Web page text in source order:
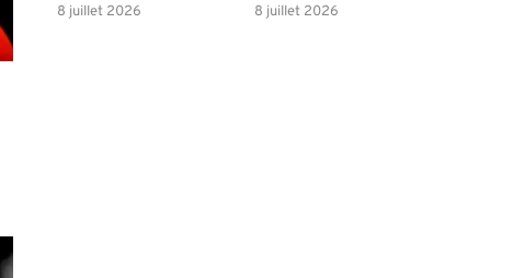
8 juillet 2026 8 juillet 2026